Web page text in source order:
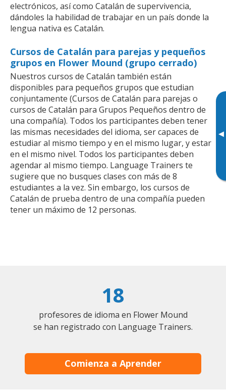
▸
electrónicos, así como Catalán de supervivencia,
dándoles la habilidad de trabajar en un país donde la
lengua nativa es Catalán.
Cursos de Catalán para parejas y pequeños
grupos en Flower Mound (grupo cerrado)
Nuestros cursos de Catalán también están
disponibles para pequeños grupos que estudian
conjuntamente (Cursos de Catalán para parejas o
cursos de Catalán para Grupos Pequeños dentro de
una compañía). Todos los participantes deben tener
las mismas necesidades del idioma, ser capaces de
estudiar al mismo tiempo y en el mismo lugar, y estar
en el mismo nivel. Todos los participantes deben
agendar al mismo tiempo. Language Trainers te
sugiere que no busques clases con más de 8
estudiantes a la vez. Sin embargo, los cursos de
Catalán de prueba dentro de una compañía pueden
tener un máximo de 12 personas.
18
profesores de idioma en Flower Mound
se han registrado con Language Trainers.
Comienza a Aprender